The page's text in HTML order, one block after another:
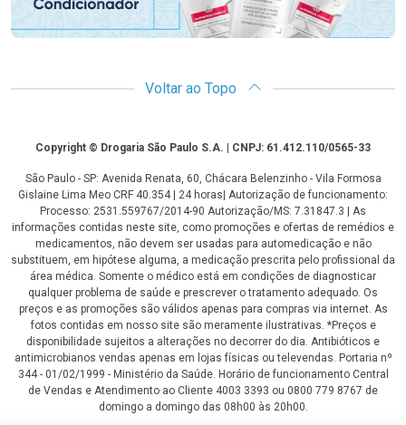
Voltar ao Topo
CopyrightCopyright © Drogaria São Paulo S.A. | CNPJ: 61.412.110/0565-33
São Paulo - SP: Avenida Renata, 60, Chácara Belenzinho - Vila Formosa
Gislaine Lima Meo CRF 40.354 | 24 horas| Autorização de funcionamento:
Processo: 2531.559767/2014-90 Autorização/MS: 7.31847.3 | As
informações contidas neste site, como promoções e ofertas de remédios e
medicamentos, não devem ser usadas para automedicação e não
substituem, em hipótese alguma, a medicação prescrita pelo profissional da
área médica. Somente o médico está em condições de diagnosticar
qualquer problema de saúde e prescrever o tratamento adequado. Os
preços e as promoções são válidos apenas para compras via internet. As
fotos contidas em nosso site são meramente ilustrativas. *Preços e
disponibilidade sujeitos a alterações no decorrer do dia. Antibióticos e
antimicrobianos vendas apenas em lojas físicas ou televendas. Portaria nº
344 - 01/02/1999 - Ministério da Saúde. Horário de funcionamento Central
de Vendas e Atendimento ao Cliente 4003 3393 ou 0800 779 8767 de
domingo a domingo das 08h00 às 20h00.